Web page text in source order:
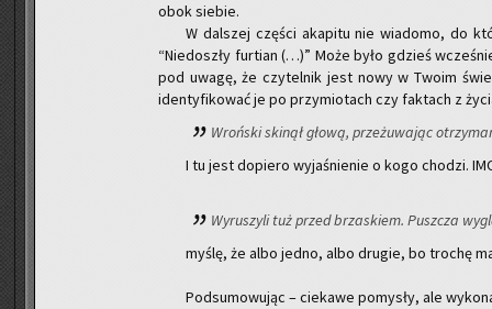
obok sie­bie.
W dal­szej czę­ści aka­pi­tu nie wia­do­mo, do
“Nie­do­szły fur­tian (…)” Może było gdzieś
pod uwagę, że czy­tel­nik jest nowy w Twoim
iden­ty­fi­ko­wać je po przy­mio­tach czy fak­tach z
Wroń­ski ski­nął głową, prze­żu­wa­jąc
I tu jest do­pie­ro wy­ja­śnie­nie o kogo cho­dzi.
Wy­ru­szy­li tuż przed brza­skiem. Pusz­cza
myślę, że albo jedno, albo dru­gie, bo tro­chę
Pod­su­mo­wu­jąc – cie­ka­we po­my­sły, ale